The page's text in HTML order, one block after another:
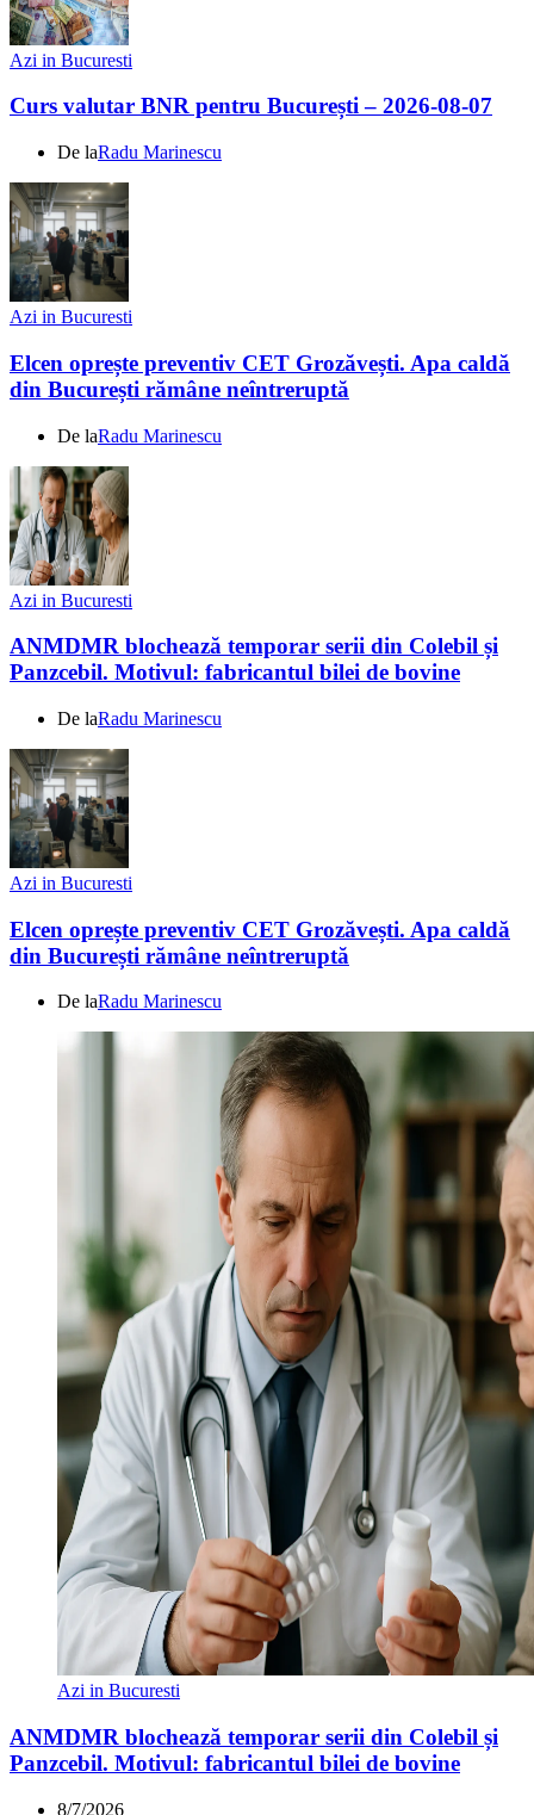
Azi in Bucuresti
Curs valutar BNR pentru București – 2026-08-07
De laRadu Marinescu
Azi in Bucuresti
Elcen oprește preventiv CET Grozăvești. Apa caldă
din București rămâne neîntreruptă
De laRadu Marinescu
Azi in Bucuresti
ANMDMR blochează temporar serii din Colebil și
Panzcebil. Motivul: fabricantul bilei de bovine
De laRadu Marinescu
Azi in Bucuresti
Elcen oprește preventiv CET Grozăvești. Apa caldă
din București rămâne neîntreruptă
De laRadu Marinescu
Azi in Bucuresti
ANMDMR blochează temporar serii din Colebil și
Panzcebil. Motivul: fabricantul bilei de bovine
8/7/2026